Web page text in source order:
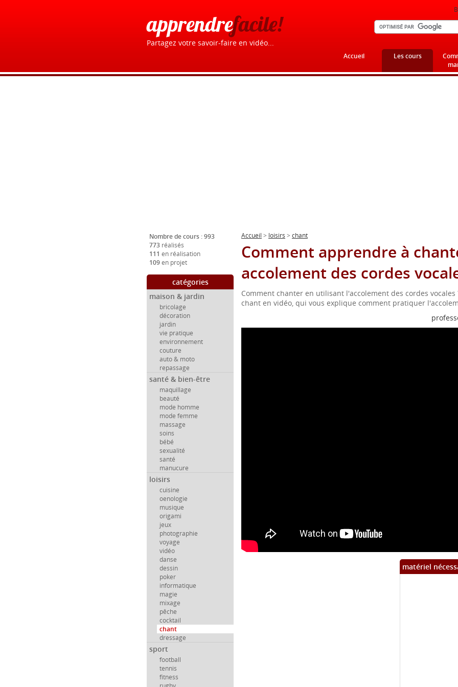
apprendrefacile!
Partagez votre savoir-faire en vidéo...
Accueil Les cours
Nombre de cours : 993
773 réalisés
111 en réalisation
109en projet
catégories
maison & jardin
bricolage
décoration
jardin
vie pratique
environnement
couture
auto & moto
repassage
santé & bien-être
maquillage
beauté
mode homme
mode femme
massage
soins
bébé
sexualité
santé
manucure
loisirs
cuisine
oenologie
musique
origami
jeux
photographie
voyage
vidéo
danse
dessin
poker
informatique
magie
mixage
pêche
cocktail
chant
dressage
sport
football
tennis
fitness
Accueil > loisirs > chant
Comment apprendre à
accolement des cordes
Comment chanter en utilisant l'accolement des cordes vocales
chant en vidéo, qui vous explique comment pratiquer
matériel